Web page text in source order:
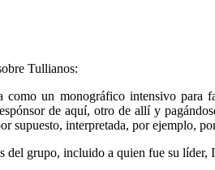
Tullianos:
un monográfico intensivo para
de aquí, otro de allí y
supuesto, interpretada, por ejemplo,
del grupo, incluido a quien fue su líder,